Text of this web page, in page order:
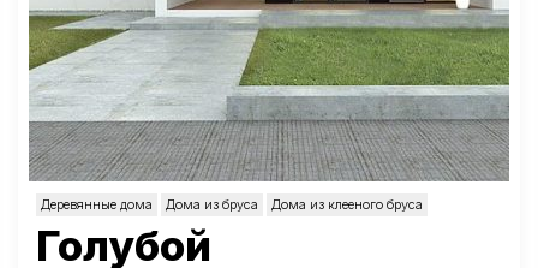
Деревянные дома Дома из бруса Дома из клееного бруса
Голубой